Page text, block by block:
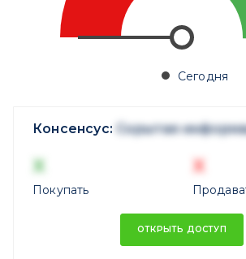
Сегодня
Консенсус: Скрытая
X
Покупать
X
ОТКРЫТЬ ДОСТУП